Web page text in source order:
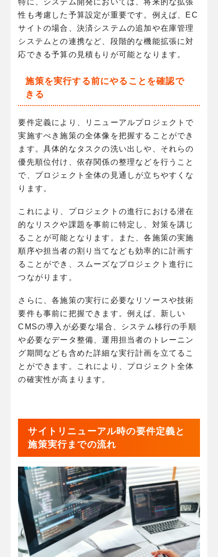
性も考慮した予算設定が重要です。例えば、EC
サイトの場合、決済システムの追加や在庫管理
システムとの連携など、段階的な機能拡張に対
応できる予算の見積もりが可能となります。
施策を実行する前にやることを確認で
きる
要件定義により、リニューアルプロジェクトで
実施すべき施策の全体像を把握することができ
ます。具体的なタスクの洗い出しや、それらの
優先順位付け、依存関係の整理などを行うこと
で、プロジェクト全体の見通しが立ちやすくな
ります。
これにより、プロジェクトの進行における潜在
的なリスクや課題を事前に特定し、対策を講じ
ることが可能となります。また、各施策の実施
順序や担当者の割り当てなども効率的に計画す
ることができ、スムーズなプロジェクト進行に
つながります。
さらに、各施策の実行に必要なリソースや技術
要件も事前に把握できます。例えば、新しい
CMSの導入が必要な場合、システム移行の手順
や必要なデータ整備、運用担当者のトレーニン
グ期間なども含めた詳細な実行計画を立てるこ
とができます。これにより、プロジェクト全体
の確実性が高まります。
サイトリニューアル時の要件定義と
施策実行までの流れ